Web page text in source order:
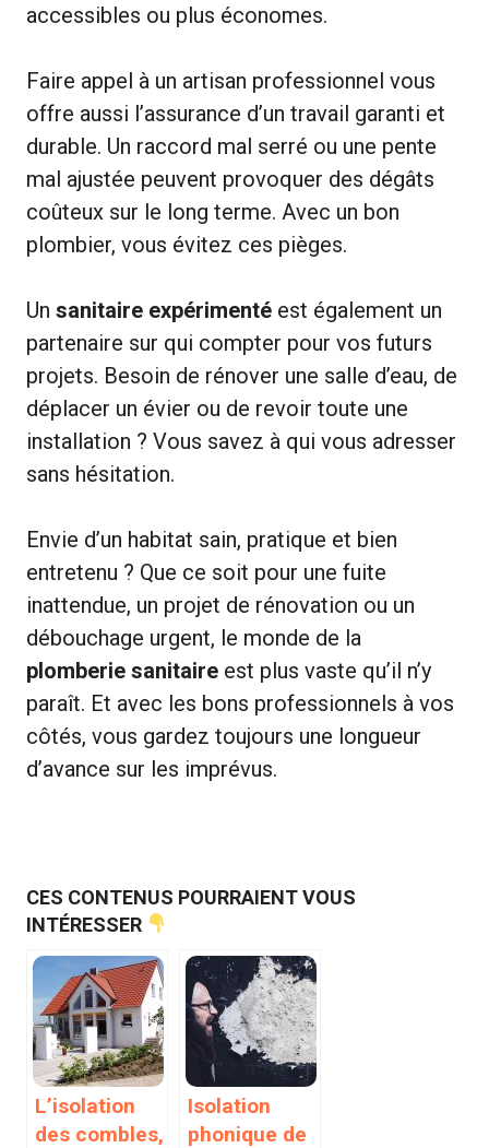
accessibles ou plus économes.
Faire appel à un artisan professionnel vous
offre aussi l’assurance d’un travail garanti et
durable. Un raccord mal serré ou une pente
mal ajustée peuvent provoquer des dégâts
coûteux sur le long terme. Avec un bon
plombier, vous évitez ces pièges.
Un sanitaire expérimenté est également un
partenaire sur qui compter pour vos futurs
projets. Besoin de rénover une salle d’eau, de
déplacer un évier ou de revoir toute une
installation ? Vous savez à qui vous adresser
sans hésitation.
Envie d’un habitat sain, pratique et bien
entretenu ? Que ce soit pour une fuite
inattendue, un projet de rénovation ou un
débouchage urgent, le monde de la
plomberie sanitaire est plus vaste qu’il n’y
paraît. Et avec les bons professionnels à vos
côtés, vous gardez toujours une longueur
d’avance sur les imprévus.
CES CONTENUS POURRAIENT VOUS
INTÉRESSER
L’isolation
des combles,
Isolation
phonique de